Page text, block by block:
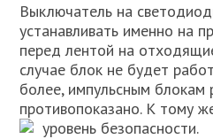
Выключатель на
устанавливать именно на
перед лентой на
случае блок не будет
более, импульсным блокам
противопоказано. К тому
уровень безопасности.